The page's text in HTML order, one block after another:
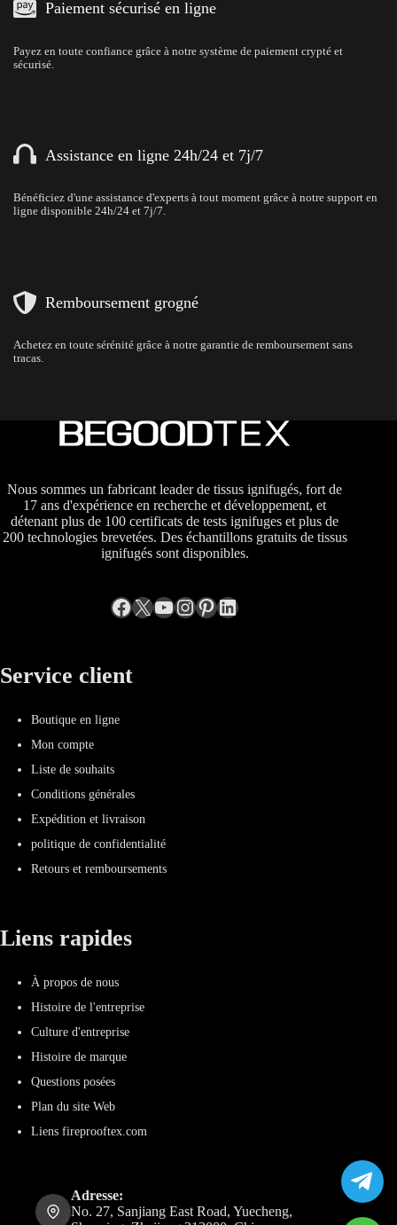
Paiement sécurisé en ligne
Payez en toute confiance grâce à notre système de paiement crypté et
sécurisé.
Assistance en ligne 24h/24 et 7j/7
Bénéficiez d'une assistance d'experts à tout moment grâce à notre support en
ligne disponible 24h/24 et 7j/7.
Remboursement grogné
Achetez en toute sérénité grâce à notre garantie de remboursement sans
tracas.
Nous sommes un fabricant leader de tissus ignifugés, fort de
17 ans d'expérience en recherche et développement, et
détenant plus de 100 certificats de tests ignifuges et plus de
200 technologies brevetées. Des échantillons gratuits de tissus
ignifugés sont disponibles.
Facebook
X YouTube
Instagram
Pinterest
LinkedIn
Service client
Boutique en ligne
Mon compte
Liste de souhaits
Conditions générales
Expédition et livraison
politique de confidentialité
Retours et remboursements
Liens rapides
À propos de nous
Histoire de l'entreprise
Culture d'entreprise
Histoire de marque
Questions posées
Plan du site Web
Liens fireprooftex.com
Adresse:
No. 27, Sanjiang East Road, Yuecheng,